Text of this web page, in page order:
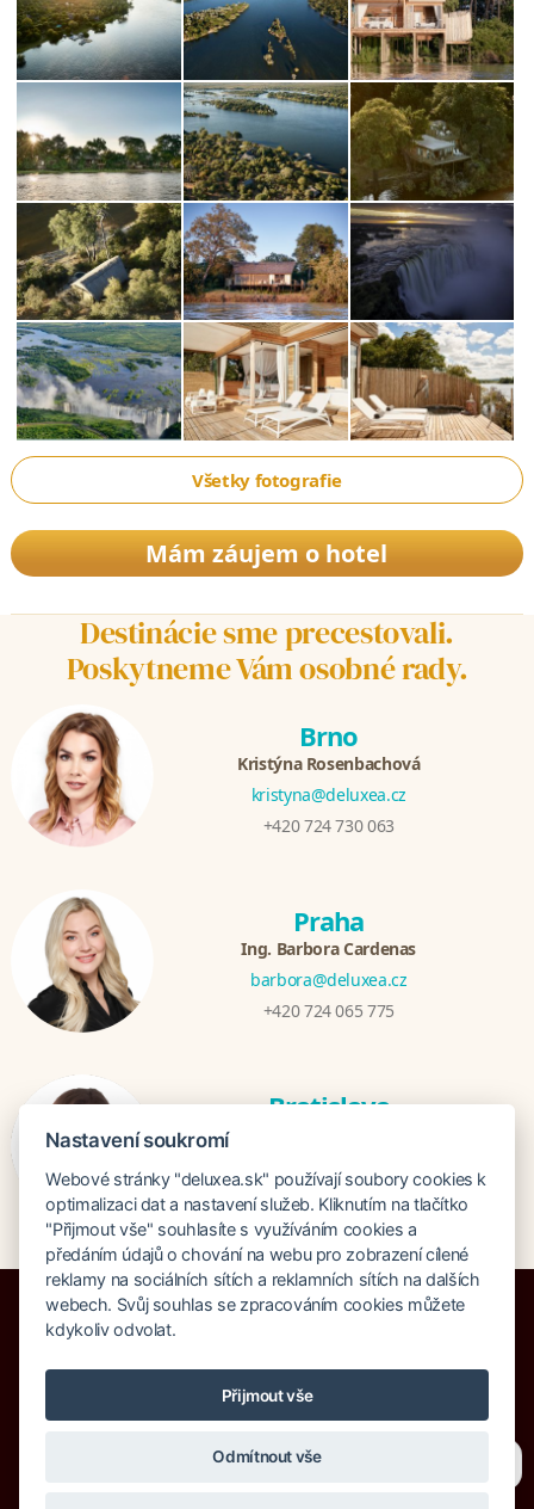
Všetky fotografie
Mám záujem o hotel
Destinácie sme precestovali.
Poskytneme Vám osobné rady.
Brno
Kristýna Rosenbachová
kristyna@deluxea.cz
+420 724 730 063
Praha
Ing. Barbora Cardenas
barbora@deluxea.cz
+420 724 065 775
Bratislava
+421 948 548 908
Poistenie proti úpadku 1 505 000 EUR
Nastavení soukromí
Webové stránky "deluxea.sk" používají soubory cookies k
optimalizaci dat a nastavení služeb. Kliknutím na tlačítko
"Přijmout vše" souhlasíte s využíváním cookies a
předáním údajů o chování na webu pro zobrazení cílené
reklamy na sociálních sítích a reklamních sítích na dalších
webech. Svůj souhlas se zpracováním cookies můžete
kdykoliv odvolat.
Přijmout vše
Odmítnout vše
Chettyho.